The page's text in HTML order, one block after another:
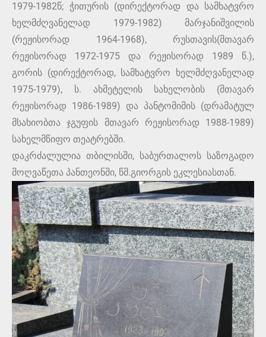
1979-1982წ; ჭითურის (დირექტორად და სამხატვრო
ხელმძღვანელად 1979-1982) მარჯანიშვილის
(რეჟისორად 1964-1968), რუსთავის(მთავარ
რეჟისორად 1972-1975 და რეჟისორად 1989 წ.),
გორის (დირექტორად, სამხატვრო ხელმძღვანელად
1975-1979), ს. ახმეტელის სახელობის (მთავარ
რეჟისორად 1986-1989) და პანტომიმის (დრამატულ
მსახიობთა ჯგუფის მთავარ რეჟისორად 1988-1989)
სახელმწიფო თეატრებში.
დაკრძალულია თბილისში, საბურთალოს საზოგადო
მოღვაწეთა პანთეონში, წმ.გიორგის ეკლესიასთან.